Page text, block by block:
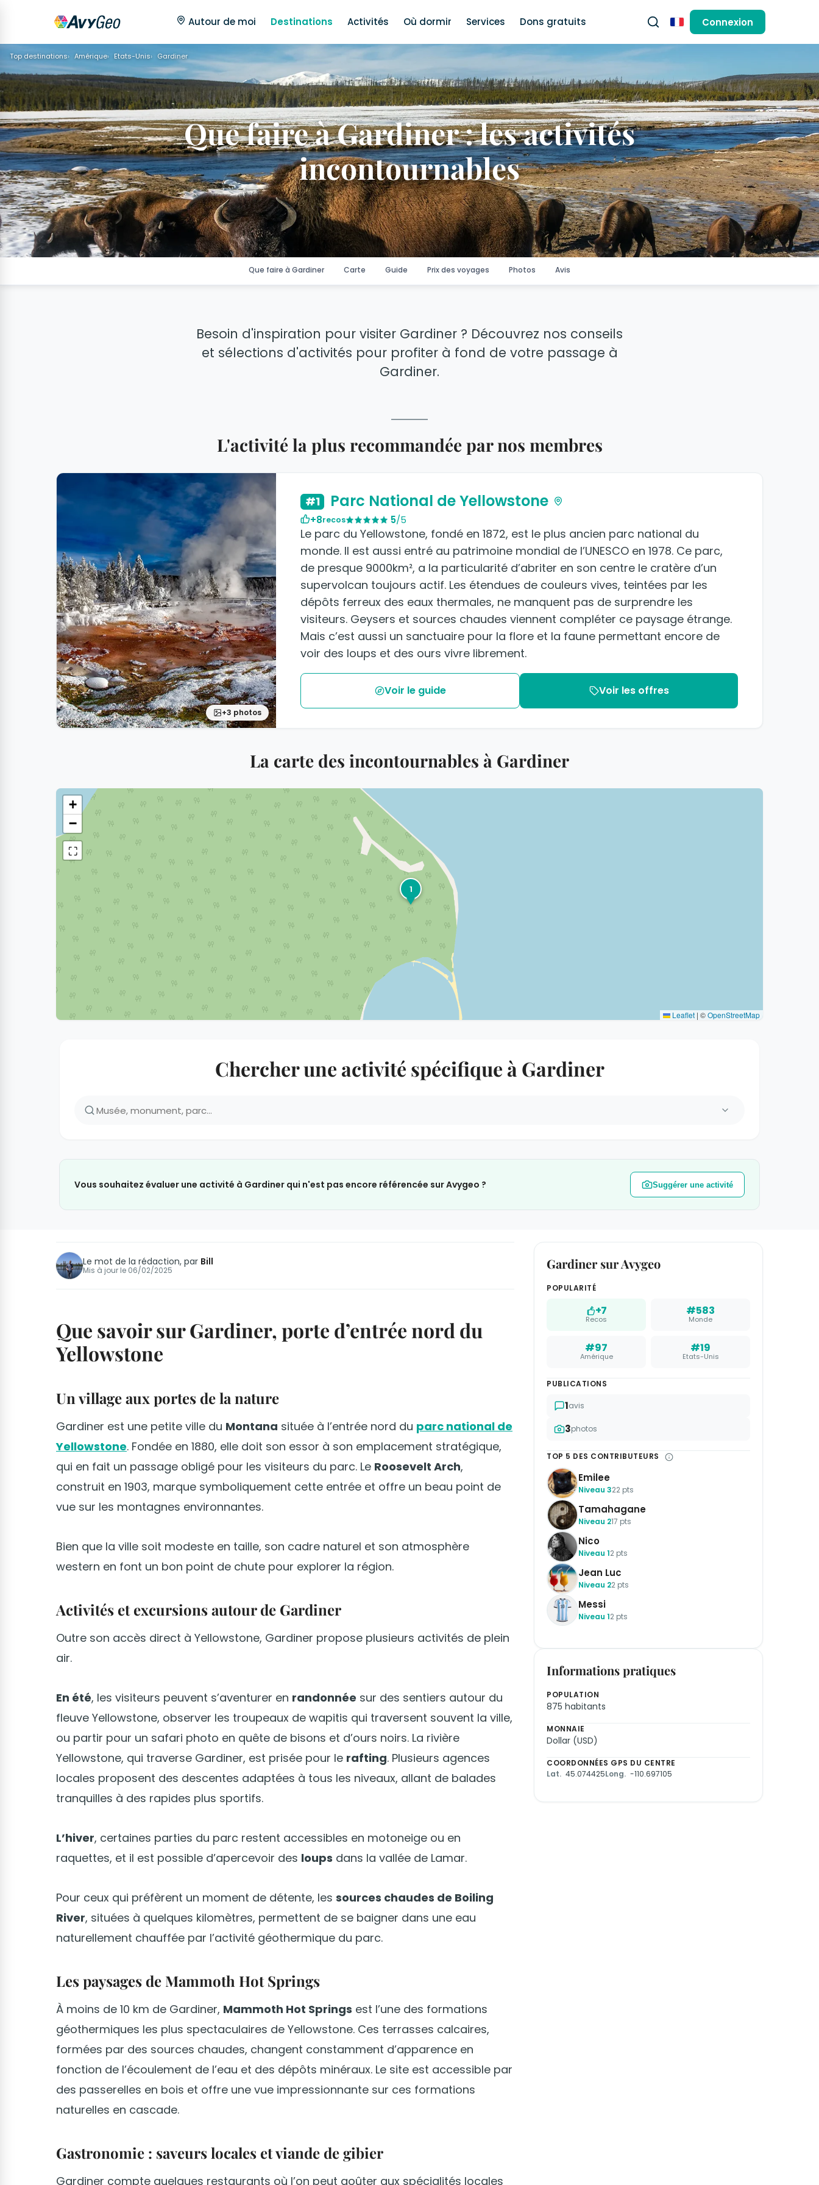
Autour de moi Destinations Activités Où dormir Services Dons gratuits FrançaisConnexion
Top destinations Amérique Etats-Unis Gardiner
Que faire à Gardiner : les activités
incontournables
Que faire à Gardiner Carte Guide Prix des voyages Photos Avis
Besoin d'inspiration pour visiter Gardiner ? Découvrez nos conseils
et sélections d'activités pour profiter à fond de votre passage à
Gardiner.
L'activité la plus recommandée par nos membres
+3 photos
#1 Parc National de Yellowstone
+8recos 5/5
Le parc du Yellowstone, fondé en 1872, est le plus ancien parc national du
monde. Il est aussi entré au patrimoine mondial de l’UNESCO en 1978. Ce parc,
de presque 9000km², a la particularité d’abriter en son centre le cratère d’un
supervolcan toujours actif. Les étendues de couleurs vives, teintées par les
dépôts ferreux des eaux thermales, ne manquent pas de surprendre les
visiteurs. Geysers et sources chaudes viennent compléter ce paysage étrange.
Mais c’est aussi un sanctuaire pour la flore et la faune permettant encore de
voir des loups et des ours vivre librement.
Voir le guide Voir les offres
La carte des incontournables à Gardiner
1
+
−
⛶
Leaflet | ©OpenStreetMap
Chercher une activité spécifique à Gardiner
Vous souhaitez évaluer une activité à Gardiner qui n'est pas encore référencée sur Avygeo ? Suggérer une activité
Le mot de la rédaction, par Bill
Mis à jour le 06/02/2025
Que savoir sur Gardiner, porte d’entrée nord du
Yellowstone
Un village aux portes de la nature
Gardiner est une petite ville du Montana située à l’entrée nord du parc national de
Yellowstone. Fondée en 1880, elle doit son essor à son emplacement stratégique,
qui en fait un passage obligé pour les visiteurs du parc. Le Roosevelt Arch,
construit en 1903, marque symboliquement cette entrée et offre un beau point de
vue sur les montagnes environnantes.
Bien que la ville soit modeste en taille, son cadre naturel et son atmosphère
western en font un bon point de chute pour explorer la région.
Activités et excursions autour de Gardiner
Outre son accès direct à Yellowstone, Gardiner propose plusieurs activités de plein
air.
En été, les visiteurs peuvent s’aventurer en randonnée sur des sentiers autour du
fleuve Yellowstone, observer les troupeaux de wapitis qui traversent souvent la ville,
ou partir pour un safari photo en quête de bisons et d’ours noirs. La rivière
Yellowstone, qui traverse Gardiner, est prisée pour le rafting. Plusieurs agences
locales proposent des descentes adaptées à tous les niveaux, allant de balades
tranquilles à des rapides plus sportifs.
L’hiver, certaines parties du parc restent accessibles en motoneige ou en
raquettes, et il est possible d’apercevoir des loups dans la vallée de Lamar.
Pour ceux qui préfèrent un moment de détente, les sources chaudes de Boiling
River, situées à quelques kilomètres, permettent de se baigner dans une eau
naturellement chauffée par l’activité géothermique du parc.
Les paysages de Mammoth Hot Springs
À moins de 10 km de Gardiner, Mammoth Hot Springs est l’une des formations
géothermiques les plus spectaculaires de Yellowstone. Ces terrasses calcaires,
formées par des sources chaudes, changent constamment d’apparence en
fonction de l’écoulement de l’eau et des dépôts minéraux. Le site est accessible par
des passerelles en bois et offre une vue impressionnante sur ces formations
naturelles en cascade.
Gastronomie : saveurs locales et viande de gibier
Gardiner compte quelques restaurants où l’on peut goûter aux spécialités locales
Gardiner sur Avygeo
POPULARITÉ
+7
Recos
#583
Monde
#97
Amérique
#19
Etats-Unis
PUBLICATIONS
1avis
3photos
TOP 5 DES CONTRIBUTEURS
Emilee
Niveau 322 pts
Tamahagane
Niveau 217 pts
Nico
Niveau 12 pts
Jean Luc
Niveau 22 pts
Messi
Niveau 12 pts
Informations pratiques
POPULATION
875 habitants
MONNAIE
Dollar (USD)
COORDONNÉES GPS DU CENTRE
Lat. 45.074425Long. -110.697105